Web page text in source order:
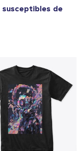
susceptibles de